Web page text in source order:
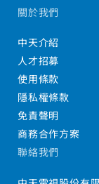
關於我們
中天介紹
人才招募
使用條款
隱私權條款
免責聲明
商務合作方案
聯絡我們